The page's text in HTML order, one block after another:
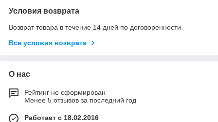
Условия возврата
Возврат товара в течение 14 дней по договоренности
Все условия возврата
О нас
Рейтинг не сформирован
Менее 5 отзывов за последний год
Работает с 18.02.2016